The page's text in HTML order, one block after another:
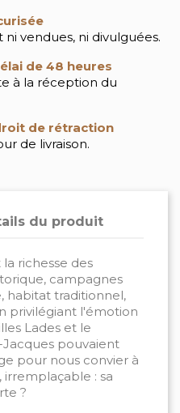
vendues, ni divulguées.
de 48 heures
à la réception du
de rétraction
de livraison.
du produit
richesse des
campagnes
habitat traditionnel,
privilégiant l'émotion
Lades et le
pouvaient
pour nous convier à
: sa
?